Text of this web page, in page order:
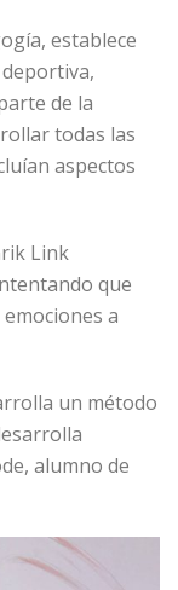
establece
de la
todas las
aspectos
Link
que
a
un método
alumno de